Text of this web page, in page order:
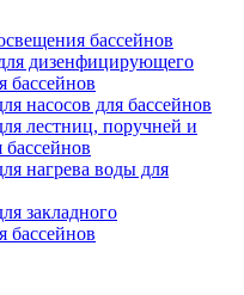
бассейнов
дизенфицирующего
бассейнов
насосов для бассейнов
лестниц, поручней и
нагрева воды для
закладного
бассейнов